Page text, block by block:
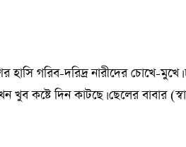
গরিব-দরিদ্র নারীদের চোখে-মুখে।
কষ্টে দিন কাটছে। ছেলের বাবার